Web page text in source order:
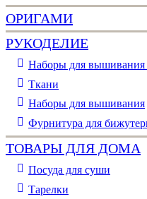
ОРИГАМИ
РУКОДЕЛИЕ
Наборы для вышивания
Ткани
Наборы для вышивания
Фурнитура для
ТОВАРЫ ДЛЯ ДОМА
Посуда для суши
Тарелки